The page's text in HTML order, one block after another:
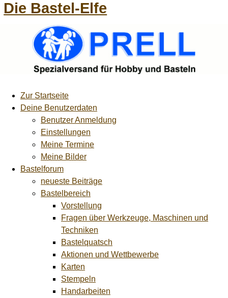
Die Bastel-Elfe
Zur Startseite
Deine Benutzerdaten
Benutzer Anmeldung
Einstellungen
Meine Termine
Meine Bilder
Bastelforum
neueste Beiträge
Bastelbereich
Vorstellung
Fragen über Werkzeuge, Maschinen und
Techniken
Bastelquatsch
Aktionen und Wettbewerbe
Karten
Stempeln
Handarbeiten